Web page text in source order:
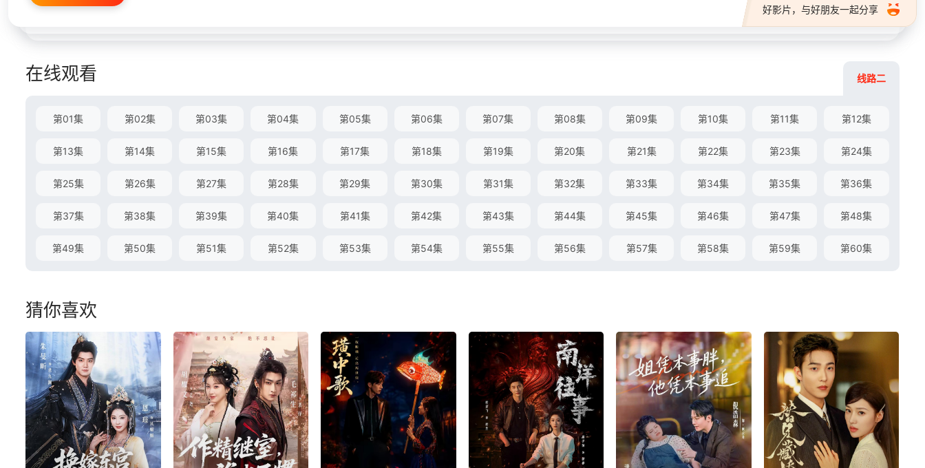
好影片，与好朋友一起分享
在线观看 线路二
第01集 第02集 第03集 第04集 第05集 第06集 第07集 第08集 第09集 第10集 第11集 第12集
第13集 第14集 第15集 第16集 第17集 第18集 第19集 第20集 第21集 第22集 第23集 第24集
第25集 第26集 第27集 第28集 第29集 第30集 第31集 第32集 第33集 第34集 第35集 第36集
第37集 第38集 第39集 第40集 第41集 第42集 第43集 第44集 第45集 第46集 第47集 第48集
第49集 第50集 第51集 第52集 第53集 第54集 第55集 第56集 第57集 第58集 第59集 第60集
猜你喜欢